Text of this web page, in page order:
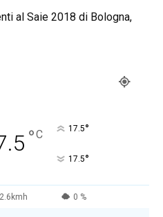
al Saie 2018 di Bologna,
°C 17.5°
17.5°
2.6kmh 0 %